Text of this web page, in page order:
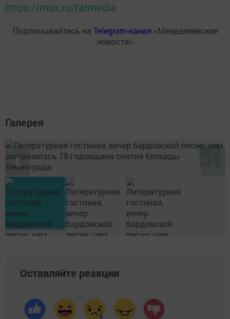
https://max.ru/tatmedia
Подписывайтесь на Telegram-канал «Менделеевские
новости»
Галерея
❮
Оставляйте реакции